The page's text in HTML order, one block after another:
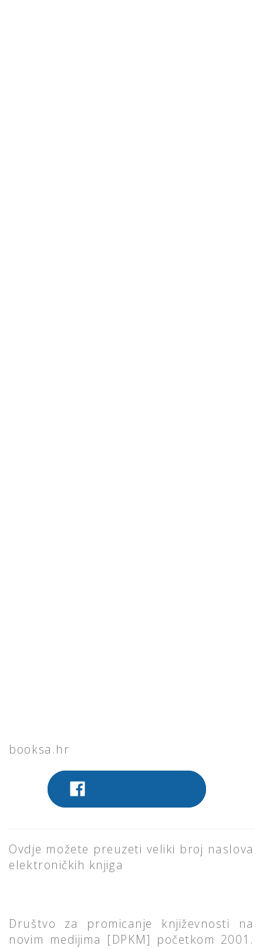
booksa.hr
Ovdje možete preuzeti veliki broj naslova
elektroničkih knjiga
Društvo za promicanje književnosti na
novim medijima [DPKM] početkom 2001.